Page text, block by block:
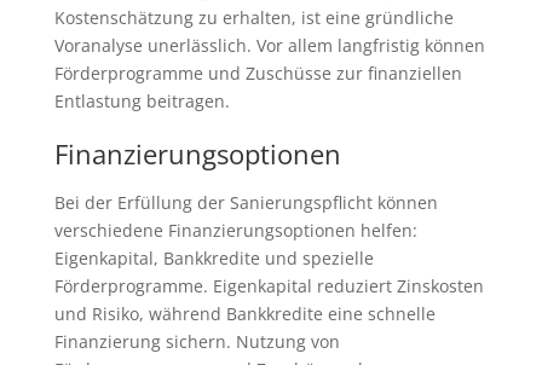
Kostenschätzung zu erhalten, ist eine gründliche
Voranalyse unerlässlich. Vor allem langfristig können
Förderprogramme und Zuschüsse zur finanziellen
Entlastung beitragen.
Finanzierungsoptionen
Bei der Erfüllung der Sanierungspflicht können
verschiedene Finanzierungsoptionen helfen:
Eigenkapital, Bankkredite und spezielle
Förderprogramme. Eigenkapital reduziert Zinskosten
und Risiko, während Bankkredite eine schnelle
Finanzierung sichern. Nutzung von